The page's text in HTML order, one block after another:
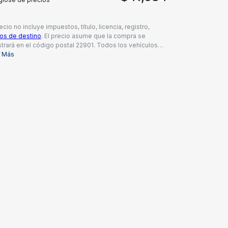
no incluye impuestos, título, licencia, registro,
de destino. El precio asume que la compra se
en el código postal 22901. Todos los vehículos
sujetos a venta previa. Los precios incluyen una tarifa